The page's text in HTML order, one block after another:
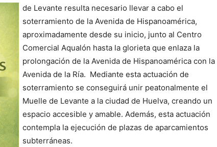
de Levante resulta necesario llevar a cabo el
soterramiento de la Avenida de Hispanoamérica,
aproximadamente desde su inicio, junto al Centro
Comercial Aqualón hasta la glorieta que enlaza la
prolongación de la Avenida de Hispanoamérica con la
Avenida de la Ría. Mediante esta actuación de
soterramiento se conseguirá unir peatonalmente el
Muelle de Levante a la ciudad de Huelva, creando un
espacio accesible y amable. Además, esta actuación
contempla la ejecución de plazas de aparcamientos
subterráneas.